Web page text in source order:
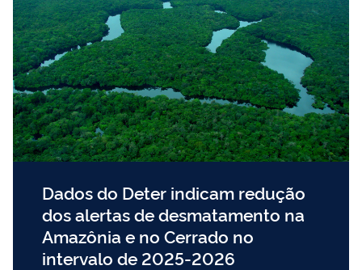
Dados do Deter indicam redução
dos alertas de desmatamento na
Amazônia e no Cerrado no
intervalo de 2025-2026